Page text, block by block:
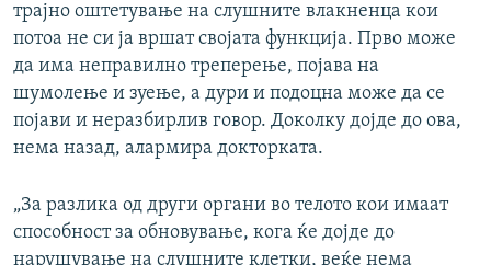
трајно оштетување на слушните влакненца кои
потоа не си ја вршат својата функција. Прво може
да има неправилно треперење, појава на
шумолење и зуење, а дури и подоцна може да се
појави и неразбирлив говор. Доколку дојде до ова,
нема назад, алармира докторката.
„За разлика од други органи во телото кои имаат
способност за обновување, кога ќе дојде до
нарушување на слушните клетки, веќе нема